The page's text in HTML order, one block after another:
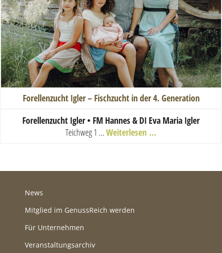
Forellenzucht Igler – Fischzucht in der 4. Generation
Forellenzucht Igler • FM Hannes & DI Eva Maria Igler
Teichweg 1 ...Weiterlesen …
News
Mitglied im GenussReich werden
Für Unternehmen
Veranstaltungsarchiv